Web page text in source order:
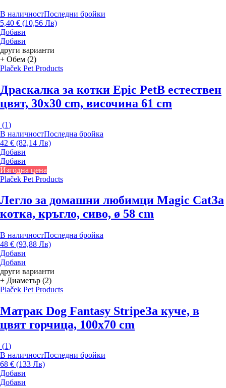
В наличностПоследни бройки
5,40 € (10,56 Лв)
Добави
Добави
други варианти
+ Обем (2)
Plaček Pet Products
Драскалка за котки Epic PetВ естествен
цвят, 30x30 cm, височина 61 cm
(1)
В наличностПоследна бройка
42 € (82,14 Лв)
Добави
Добави
Изгодна цена
Plaček Pet Products
Легло за домашни любимци Magic CatЗа
котка, кръгло, сиво, ø 58 cm
В наличностПоследна бройка
48 € (93,88 Лв)
Добави
Добави
други варианти
+ Диаметър (2)
Plaček Pet Products
Матрак Dog Fantasy StripeЗа куче, в
цвят горчица, 100x70 cm
(1)
В наличностПоследни бройки
68 € (133 Лв)
Добави
Добави